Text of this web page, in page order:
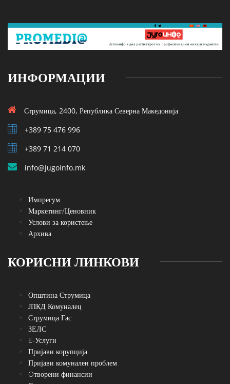
ИНФОРМАЦИИ
Струмица, 2400, Република Северна Македонија
+389 75 476 996
+389 71 214 070
info@jugoinfo.mk
Импресум
Маркетинг/Ценовник
Услови за користење
Архива
КОРИСНИ ЛИНКОВИ
Општина Струмица
ЈПКД Комуналец
Струмица Гас
ЗЕЛС
E-Услуги
Пријави корупција
Пријави комунален проблем
Oтворени финансии